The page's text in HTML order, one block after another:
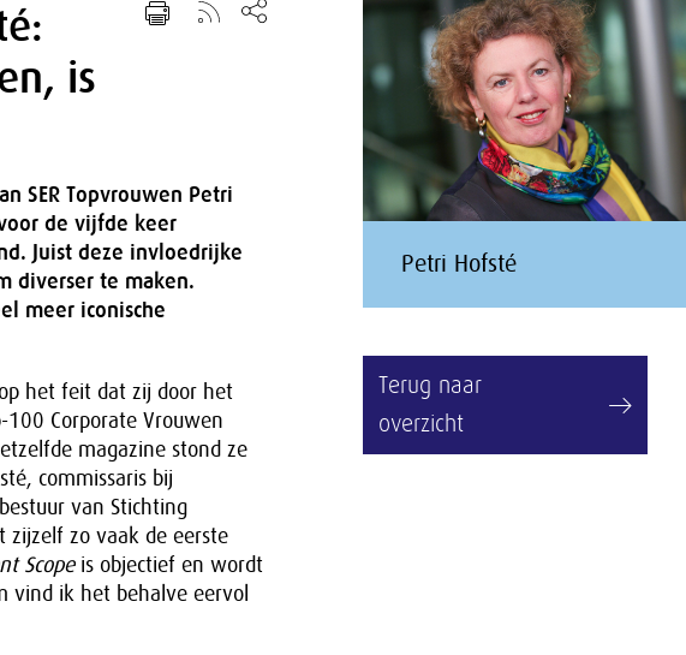
is
SER Topvrouwen Petri
de vijfde keer
Juist deze invloedrijke
diverser te maken.
meer iconische
het feit dat zij door het
Corporate Vrouwen
magazine stond ze
commissaris bij
van Stichting
zo vaak de eerste
Scopeis objectief en wordt
vind ik het behalve eervol
Petri Hofsté
Terug naar
overzicht